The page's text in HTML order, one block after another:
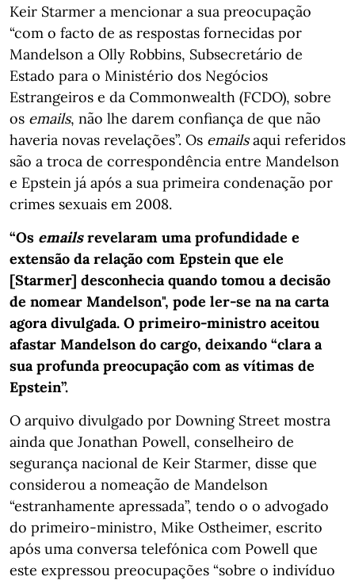
Keir Starmer a mencionar a sua preocupação
“com o facto de as respostas fornecidas por
Mandelson a Olly Robbins, Subsecretário de
Estado para o Ministério dos Negócios
Estrangeiros e da Commonwealth (FCDO), sobre
os emails, não lhe darem confiança de que não
haveria novas revelações”. Os emailsaqui referidos
são a troca de correspondência entre Mandelson
e Epstein já após a sua primeira condenação por
crimes sexuais em 2008.
“Os emailsrevelaram uma profundidade e
extensão da relação com Epstein que ele
[Starmer] desconhecia quando tomou a decisão
de nomear Mandelson", pode ler-se na na carta
agora divulgada. O primeiro-ministro aceitou
afastar Mandelson do cargo, deixando “clara a
sua profunda preocupação com as vítimas de
Epstein”.
O arquivo divulgado por Downing Street mostra
ainda que Jonathan Powell, conselheiro de
segurança nacional de Keir Starmer, disse que
considerou a nomeação de Mandelson
“estranhamente apressada”, tendo o o advogado
do primeiro-ministro, Mike Ostheimer, escrito
após uma conversa telefónica com Powell que
este expressou preocupações “sobre o indivíduo